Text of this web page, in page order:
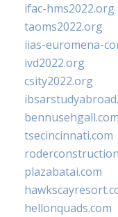
ifac-hms2022.org
taoms2022.org
iias-euromena-
ivd2022.org
csity2022.org
bennusehgall.com
tsecincinnati.com
plazabatai.com
hellonquads.com